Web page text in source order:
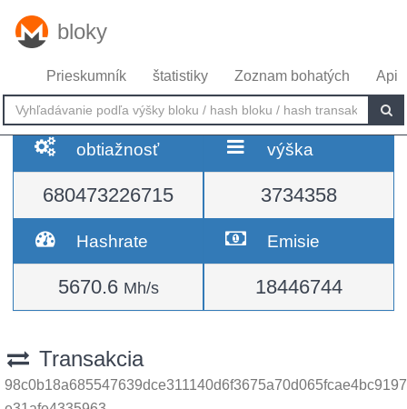
bloky
Prieskumník štatistiky Zoznam bohatých Api
obtiažnosť
680473226715
výška
3734358
Hashrate
5670.6 Mh/s
Emisie
18446744
Transakcia
98c0b18a685547639dce311140d6f3675a70d065fcae4bc9197